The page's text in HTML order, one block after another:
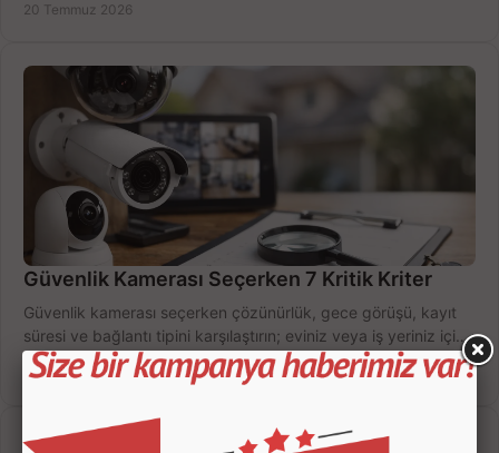
20 Temmuz 2026
Güvenlik Kamerası Seçerken 7 Kritik Kriter
Güvenlik kamerası seçerken çözünürlük, gece görüşü, kayıt
süresi ve bağlantı tipini karşılaştırın; eviniz veya iş yeriniz için
doğru sistemi hemen seçin.
18 Temmuz 2026